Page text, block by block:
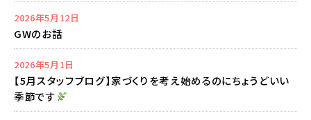
2026年5月12日
GWのお話
2026年5月1日
【5月スタッフブログ】家づくりを考え始めるのにちょうどいい
季節です